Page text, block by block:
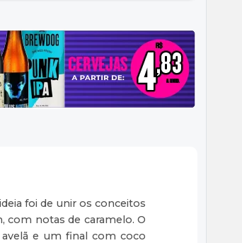
foi de unir os conceitos
com notas de caramelo. O
e um final com coco